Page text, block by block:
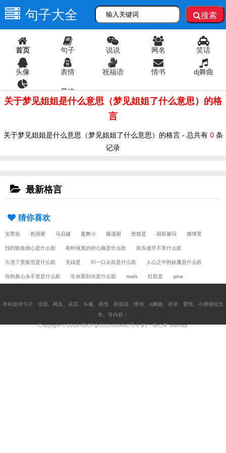
句子大全 搜索
首页 句子 说说 网名 笑话
头像 表情 祝福语 情书 dj舞曲
爱情
关于梦见姐姐是什么意思（梦见姐姐了什么意思）的格
言
关于梦见姐姐是什么意思（梦见姐姐了什么意思）的格言 - 总共有 0条
记录
最新格言
猜你喜欢
女黑化 色闺蜜 马启越 曼舞小 爆漫困 愁烦是 胡歌被问 微博里
找到铁血雄心是什么歌 有时候真的好心痛是什么歌 前头迷茫不算什么歌
久违了贵族范是什么歌 无碌是 叫一口从前是什么歌 人心之中的妖魔是什么歌
你的真心永不变是什么歌 生命那到光是什么歌 rivals 红歌是 gina
本站提供句子 说说 网名 笑话 头像 表情 祝福语 情书 dj舞曲 语录 爱情
小狸猫短文
学 。等内容！
Copyright © 2018琼ICP备2021000462号-6BY：秋心草sitemap